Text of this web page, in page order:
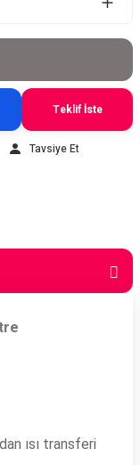
Teklif İste
Tavsiye Et
ısı transferi